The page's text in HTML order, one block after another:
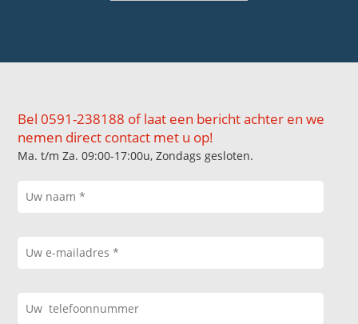
Bel 0591-238188 of laat een bericht achter en we
nemen direct contact met u op!
Ma. t/m Za. 09:00-17:00u, Zondags gesloten.